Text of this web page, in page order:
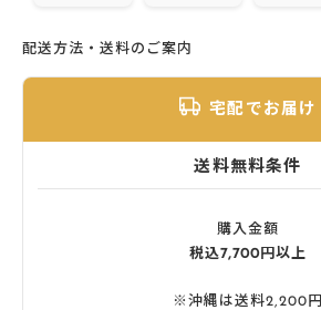
配送方法・送料のご案内
宅配でお届け
送料無料条件
購入金額
税込7,700円以上
※沖縄は送料2,200円